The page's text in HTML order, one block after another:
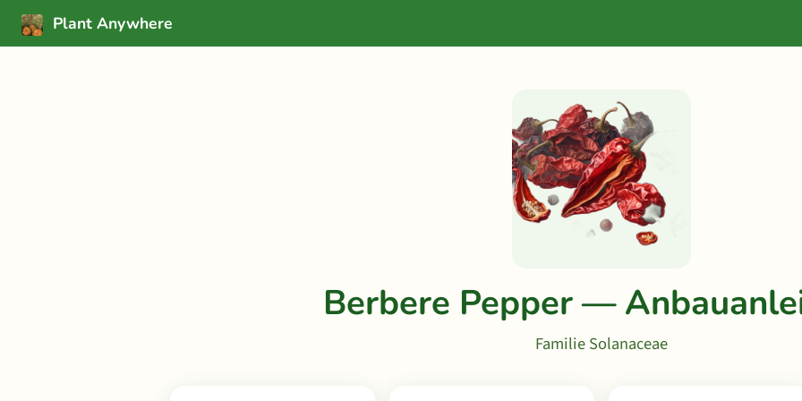
Plant Anywhere
Berbere Pepper —
Familie Solanaceae